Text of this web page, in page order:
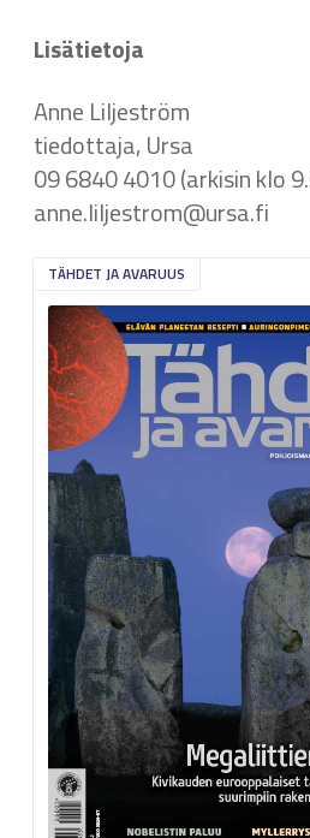
Lisätietoja
Anne Liljeström
tiedottaja, Ursa
09 6840 4010 (arkisin klo
anne.liljestrom@ursa.fi
TÄHDET JA AVARUUS